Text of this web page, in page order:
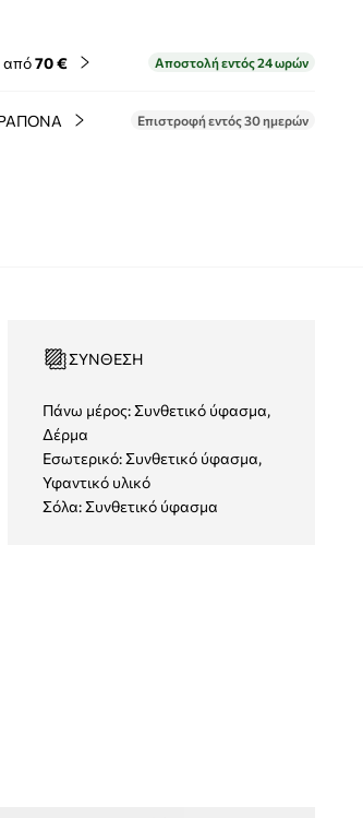
70 € Αποστολή εντός 24 ωρών
Επιστροφή εντός 30 ημερών
ΣΎΝΘΕΣΗ
Πάνω μέρος: Συνθετικό ύφασμα,
Δέρμα
Εσωτερικό: Συνθετικό ύφασμα,
Υφαντικό υλικό
Σόλα: Συνθετικό ύφασμα